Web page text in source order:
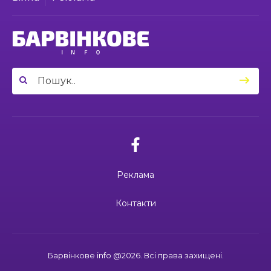
03:49
Сергій Козаков і Валерій Павленко: різні долі,
один вибір — захищати Україну
04:27
Барвінківського ліцею №1 пройшли фахове
03.07.2026
Вони віддали життя за Україну: 3
липня вшановуємо пам’ять Миколи
Поки звучить материнська молитва,
живе пам’ять
Барвінкове info @2026. Всі права захищені.
Реклама
Контакти